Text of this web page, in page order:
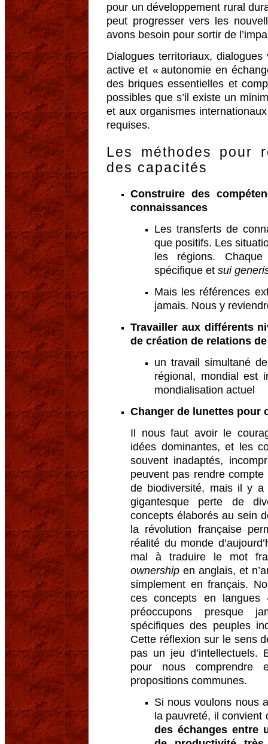
pour un développement rural
peut progresser vers les
avons besoin pour sortir de
Dialogues territoriaux,
active et « autonomie en
des briques essentielles et
possibles que s’il existe un
et aux organismes
requises.
Les méthodes pour
des capacités
Construire des
connaissances
Les transferts de
que positifs. Les
les régions.
spécifique et sui
Mais les références
jamais. Nous y
Travailler aux différents
de création de relations
un travail simultané
régional, mondial est
mondialisation actuel
Changer de lunettes pour
Il nous faut avoir le
idées dominantes, et les
souvent inadaptés,
peuvent pas rendre
de biodiversité, mais il y a
gigantesque perte de
concepts élaborés au sein
la révolution française
réalité du monde
mal à traduire le mot
ownership en anglais, et
simplement en français.
ces concepts en langues
préoccupons presque
spécifiques des peuples
Cette réflexion sur le sens
pas un jeu d’intellectuels.
pour nous comprendre
propositions communes.
Si nous voulons nous
la pauvreté, il convient
des échanges entre